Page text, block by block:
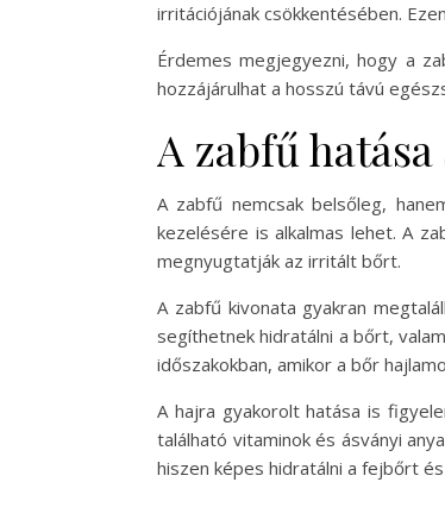
irritációjának csökkentésében.
Érdemes megjegyezni, hogy a
hozzájárulhat a hosszú távú
A zabfű
A zabfű nemcsak belsőleg,
kezelésére is alkalmas lehet. A
megnyugtatják az irritált bőrt.
A zabfű kivonata gyakran
segíthetnek hidratálni a bőrt,
időszakokban, amikor a bőr
A hajra gyakorolt hatása is
található vitaminok és ásványi
hiszen képes hidratálni a fejbőrt